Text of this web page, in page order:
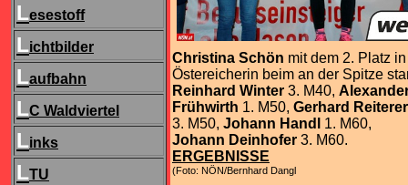
Lesestoff
Lichtbilder
Laufbahn
LC Waldviertel
Links
LTU
Christina Schön mit dem 2. Platz
Östereicherin beim an der Spitze
Reinhard Winter 3. M40,
Frühwirth 1. M50, Gerhard Reiterer
3. M50, Johann Handl
1. M60,
Johann Deinhofer 3. M60.
ERGEBNISSE
(Foto: NÖN/Bernhard Dangl